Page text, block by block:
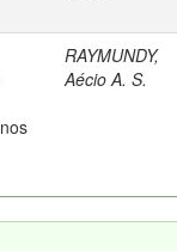
RAYMUNDY,
Aécio A. S.